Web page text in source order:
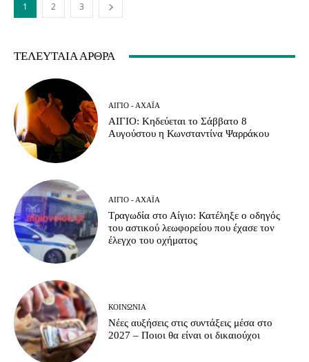
1 2 3
ΤΕΛΕΥΤΑΊΑ ΆΡΘΡΑ
ΑΊΓΙΟ - ΑΧΑΪ́Α
ΑΙΓΙΟ: Κηδεύεται το Σάββατο 8
Αυγούστου η Κωνσταντίνα Ψαρράκου
ΑΊΓΙΟ - ΑΧΑΪ́Α
Τραγωδία στο Αίγιο: Κατέληξε ο οδηγός
του αστικού λεωφορείου που έχασε τον
έλεγχο του οχήματος
ΚΟΙΝΩΝΊΑ
Νέες αυξήσεις στις συντάξεις μέσα στο
2027 – Ποιοι θα είναι οι δικαιούχοι